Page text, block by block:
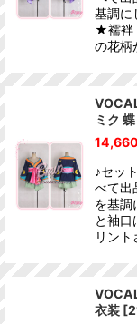
基調に
★襦袢
の花柄
ミク
14,660
♪セッ
べて出
を基調
と袖
リン
衣装 [